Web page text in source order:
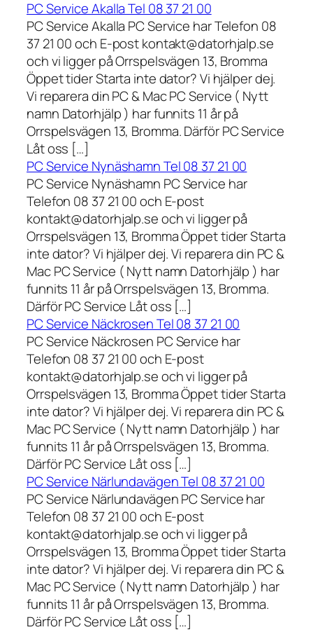
PC Service Akalla Tel 08 37 21 00
PC Service Akalla PC Service har Telefon 08
37 21 00 och E-post kontakt@datorhjalp.se
och vi ligger på Orrspelsvägen 13, Bromma
Öppet tider Starta inte dator? Vi hjälper dej.
Vi reparera din PC & Mac PC Service ( Nytt
namn Datorhjälp ) har funnits 11 år på
Orrspelsvägen 13, Bromma. Därför PC Service
Låt oss […]
PC Service Nynäshamn Tel 08 37 21 00
PC Service Nynäshamn PC Service har
Telefon 08 37 21 00 och E-post
kontakt@datorhjalp.se och vi ligger på
Orrspelsvägen 13, Bromma Öppet tider Starta
inte dator? Vi hjälper dej. Vi reparera din PC &
Mac PC Service ( Nytt namn Datorhjälp ) har
funnits 11 år på Orrspelsvägen 13, Bromma.
Därför PC Service Låt oss […]
PC Service Näckrosen Tel 08 37 21 00
PC Service Näckrosen PC Service har
Telefon 08 37 21 00 och E-post
kontakt@datorhjalp.se och vi ligger på
Orrspelsvägen 13, Bromma Öppet tider Starta
inte dator? Vi hjälper dej. Vi reparera din PC &
Mac PC Service ( Nytt namn Datorhjälp ) har
funnits 11 år på Orrspelsvägen 13, Bromma.
Därför PC Service Låt oss […]
PC Service Närlundavägen Tel 08 37 21 00
PC Service Närlundavägen PC Service har
Telefon 08 37 21 00 och E-post
kontakt@datorhjalp.se och vi ligger på
Orrspelsvägen 13, Bromma Öppet tider Starta
inte dator? Vi hjälper dej. Vi reparera din PC &
Mac PC Service ( Nytt namn Datorhjälp ) har
funnits 11 år på Orrspelsvägen 13, Bromma.
Därför PC Service Låt oss […]